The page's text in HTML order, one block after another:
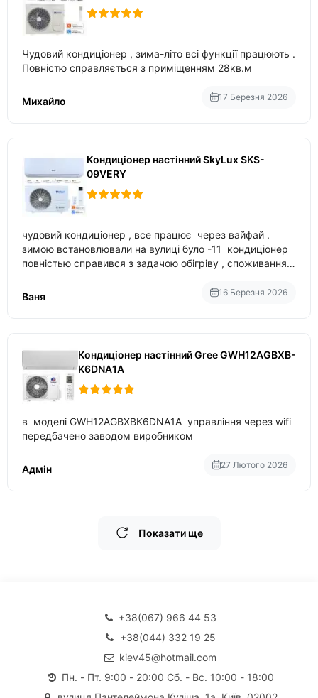
Чудовий кондиціонер , зима-літо всі функції працюють .
Повністю справляється з приміщенням 28кв.м
Михайло 17 Березня 2026
Кондиціонер настінний SkyLux SKS-
09VERY
чудовий кондиціонер , все працює через вайфай .
зимою встановлювали на вулиці було -11 кондиціонер
повністью справився з задачою обігріву , споживання
температури
Ваня 16 Березня 2026
Кондиціонер настінний Gree GWH12AGBXB-
K6DNA1A
в моделі GWH12AGBXBK6DNA1A управління через wifi
передбачено заводом виробником
Адмін 27 Лютого 2026
Показати ще
+38(067) 966 44 53
+38(044) 332 19 25
kiev45@hotmail.com
Пн. - Пт. 9:00 - 20:00 Сб. - Вс. 10:00 - 18:00